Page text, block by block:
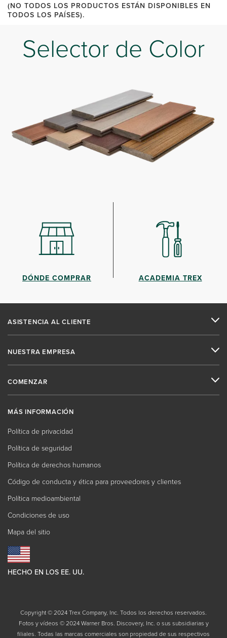
(NO TODOS LOS PRODUCTOS ESTÁN DISPONIBLES EN
TODOS LOS PAÍSES).
Selector de Color
DÓNDE COMPRAR ACADEMIA TREX
ASISTENCIA AL CLIENTE
NUESTRA EMPRESA
COMENZAR
MÁS INFORMACIÓN
Política de privacidad
Política de seguridad
Política de derechos humanos
Código de conducta y ética para proveedores y clientes
Política medioambiental
Condiciones de uso
Mapa del sitio
HECHO EN LOS EE. UU.
Copyright © 2024 Trex Company, Inc. Todos los derechos reservados.
Fotos y vídeos © 2024 Warner Bros. Discovery, Inc. o sus subsidiarias y
filiales. Todas las marcas comerciales son propiedad de sus respectivos